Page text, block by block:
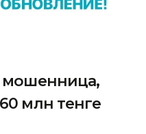
мошенница,
млн тенге